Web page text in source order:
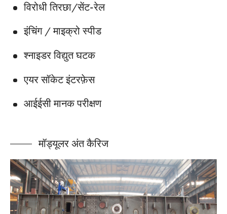
विरोधी तिरछा/सेंट-रेल
इंचिंग / माइक्रो स्पीड
श्नाइडर विद्युत घटक
एयर सॉकेट इंटरफ़ेस
आईईसी मानक परीक्षण
मॉड्यूलर अंत कैरिज